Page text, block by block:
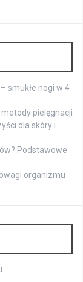
smukłe nogi w 4
pielęgnacji
dla skóry i
Podstawowe
organizmu